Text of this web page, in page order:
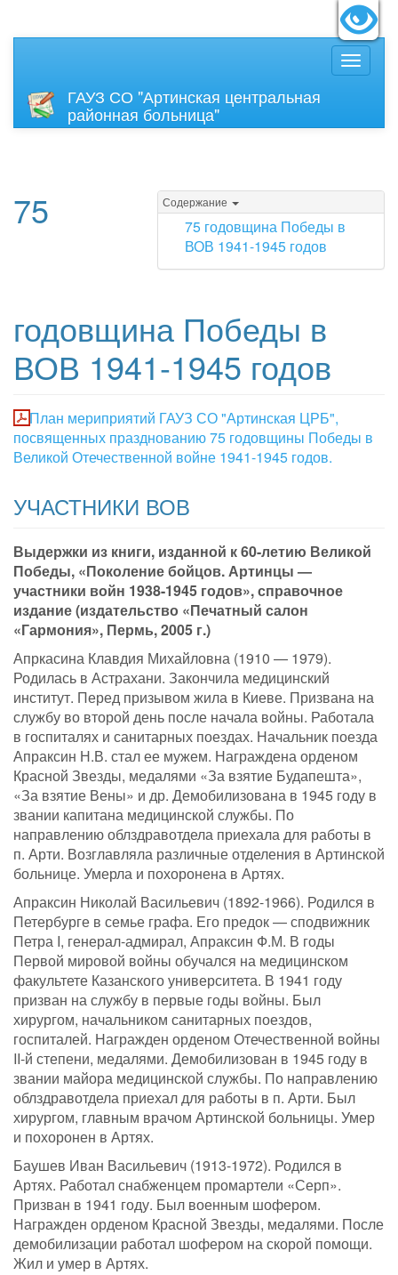
ГАУЗ СО "Артинская центральная
районная больница"
Содержание
75 годовщина Победы в
ВОВ 1941-1945 годов
75
годовщина Победы в
ВОВ 1941-1945 годов
План мериприятий ГАУЗ СО "Артинская ЦРБ",
посвященных празднованию 75 годовщины Победы в
Великой Отечественной войне 1941-1945 годов.
УЧАСТНИКИ ВОВ
Выдержки из книги, изданной к 60-летию Великой
Победы, «Поколение бойцов. Артинцы —
участники войн 1938-1945 годов», справочное
издание (издательство «Печатный салон
«Гармония», Пермь, 2005 г.)
Апркасина Клавдия Михайловна (1910 — 1979).
Родилась в Астрахани. Закончила медицинский
институт. Перед призывом жила в Киеве. Призвана на
службу во второй день после начала войны. Работала
в госпиталях и санитарных поездах. Начальник поезда
Апраксин Н.В. стал ее мужем. Награждена орденом
Красной Звезды, медалями «За взятие Будапешта»,
«За взятие Вены» и др. Демобилизована в 1945 году в
звании капитана медицинской службы. По
направлению облздравотдела приехала для работы в
п. Арти. Возглавляла различные отделения в Артинской
больнице. Умерла и похоронена в Артях.
Апраксин Николай Васильевич (1892-1966). Родился в
Петербурге в семье графа. Его предок — сподвижник
Петра I, генерал-адмирал, Апраксин Ф.М. В годы
Первой мировой войны обучался на медицинском
факультете Казанского университета. В 1941 году
призван на службу в первые годы войны. Был
хирургом, начальником санитарных поездов,
госпиталей. Награжден орденом Отечественной войны
II-й степени, медалями. Демобилизован в 1945 году в
звании майора медицинской службы. По направлению
облздравотдела приехал для работы в п. Арти. Был
хирургом, главным врачом Артинской больницы. Умер
и похоронен в Артях.
Баушев Иван Васильевич (1913-1972). Родился в
Артях. Работал снабженцем промартели «Серп».
Призван в 1941 году. Был военным шофером.
Награжден орденом Красной Звезды, медалями. После
демобилизации работал шофером на скорой помощи.
Жил и умер в Артях.